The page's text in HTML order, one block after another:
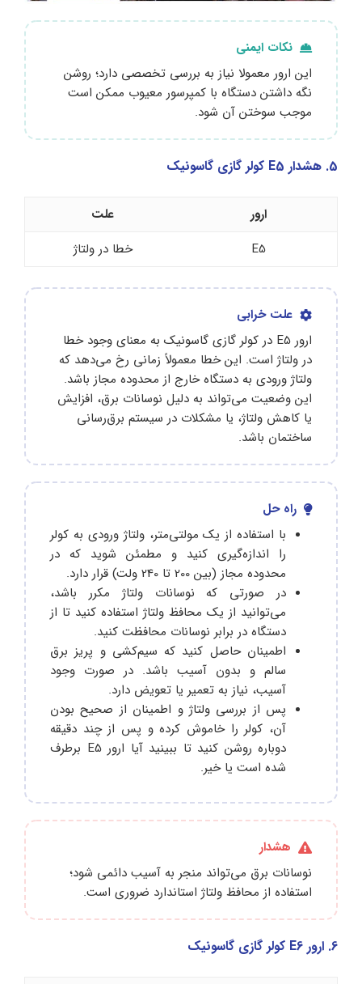
نکات ایمنی
این ارور معمولا نیاز به بررسی تخصصی دارد؛ روشن
نگه داشتن دستگاه با کمپرسور معیوب ممکن است
موجب سوختن آن شود.
5. هشدار E5 کولر گازی گاسونیک
ارور
علت
E5
خطا در ولتاژ
علت خرابی
ارور E5 در کولر گازی گاسونیک به معنای وجود خطا
در ولتاژ است. این خطا معمولاً زمانی رخ می‌دهد که
ولتاژ ورودی به دستگاه خارج از محدوده مجاز باشد.
این وضعیت می‌تواند به دلیل نوسانات برق، افزایش
یا کاهش ولتاژ، یا مشکلات در سیستم برق‌رسانی
ساختمان باشد.
راه حل
با استفاده از یک مولتی‌متر، ولتاژ ورودی به کولر
را اندازه‌گیری کنید و مطمئن شوید که در
محدوده مجاز (بین 200 تا 240 ولت) قرار دارد.
در صورتی که نوسانات ولتاژ مکرر باشد،
می‌توانید از یک محافظ ولتاژ استفاده کنید تا از
دستگاه در برابر نوسانات محافظت کنید.
اطمینان حاصل کنید که سیم‌کشی و پریز برق
سالم و بدون آسیب باشد. در صورت وجود
آسیب، نیاز به تعمیر یا تعویض دارد.
پس از بررسی ولتاژ و اطمینان از صحیح بودن
آن، کولر را خاموش کرده و پس از چند دقیقه
دوباره روشن کنید تا ببینید آیا ارور E5 برطرف
شده است یا خیر.
هشدار
نوسانات برق می‌تواند منجر به آسیب دائمی شود؛
استفاده از محافظ ولتاژ استاندارد ضروری است.
6. ارور E6 کولر گازی گاسونیک